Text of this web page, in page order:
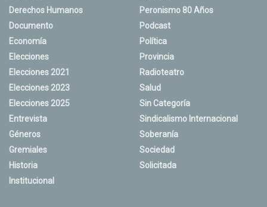
Derechos Humanos
Documento
Economía
Elecciones
Elecciones 2021
Elecciones 2023
Elecciones 2025
Entrevista
Géneros
Gremiales
Historia
Institucional
Peronismo 80 Años
Podcast
Política
Provincia
Radioteatro
Salud
Sin Categoría
Sindicalismo Internacional
Soberanía
Sociedad
Solicitada